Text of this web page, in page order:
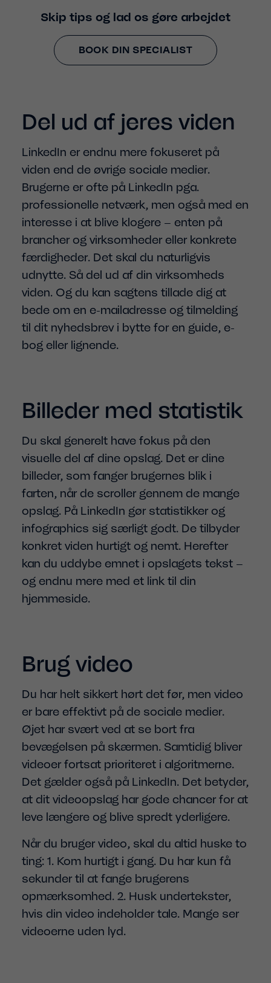
Skip tips og lad os gøre arbejdet
BOOK DIN SPECIALIST
Del ud af jeres viden
LinkedIn er endnu mere fokuseret på
viden end de øvrige sociale medier.
Brugerne er ofte på LinkedIn pga.
professionelle netværk, men også med en
interesse i at blive klogere – enten på
brancher og virksomheder eller konkrete
færdigheder. Det skal du naturligvis
udnytte. Så del ud af din virksomheds
viden. Og du kan sagtens tillade dig at
bede om en e-mailadresse og tilmelding
til dit nyhedsbrev i bytte for en guide, e-
bog eller lignende.
Billeder med statistik
Du skal generelt have fokus på den
visuelle del af dine opslag. Det er dine
billeder, som fanger brugernes blik i
farten, når de scroller gennem de mange
opslag. På LinkedIn gør statistikker og
infographics sig særligt godt. De tilbyder
konkret viden hurtigt og nemt. Herefter
kan du uddybe emnet i opslagets tekst –
og endnu mere med et link til din
hjemmeside.
Brug video
Du har helt sikkert hørt det før, men video
er bare effektivt på de sociale medier.
Øjet har svært ved at se bort fra
bevægelsen på skærmen. Samtidig bliver
videoer fortsat prioriteret i algoritmerne.
Det gælder også på LinkedIn. Det betyder,
at dit videoopslag har gode chancer for at
leve længere og blive spredt yderligere.
Når du bruger video, skal du altid huske to
ting: 1. Kom hurtigt i gang. Du har kun få
sekunder til at fange brugerens
opmærksomhed. 2. Husk undertekster,
hvis din video indeholder tale. Mange ser
videoerne uden lyd.